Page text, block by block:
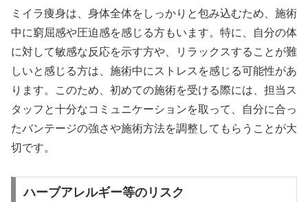
ミイラ痩身は、身体全体をしっかりと包み込むため、施術
中に窮屈感や圧迫感を感じる方もいます。特に、自分の体
に対して敏感な反応を示す方や、リラックスすることが難
しいと感じる方は、施術中にストレスを感じる可能性があ
ります。このため、初めての施術を受ける際には、担当ス
タッフと十分なコミュニケーションを取って、自分に合っ
たバンテージの強さや施術方法を調整してもらうことが大
切です。
ハーブアレルギー等のリスク